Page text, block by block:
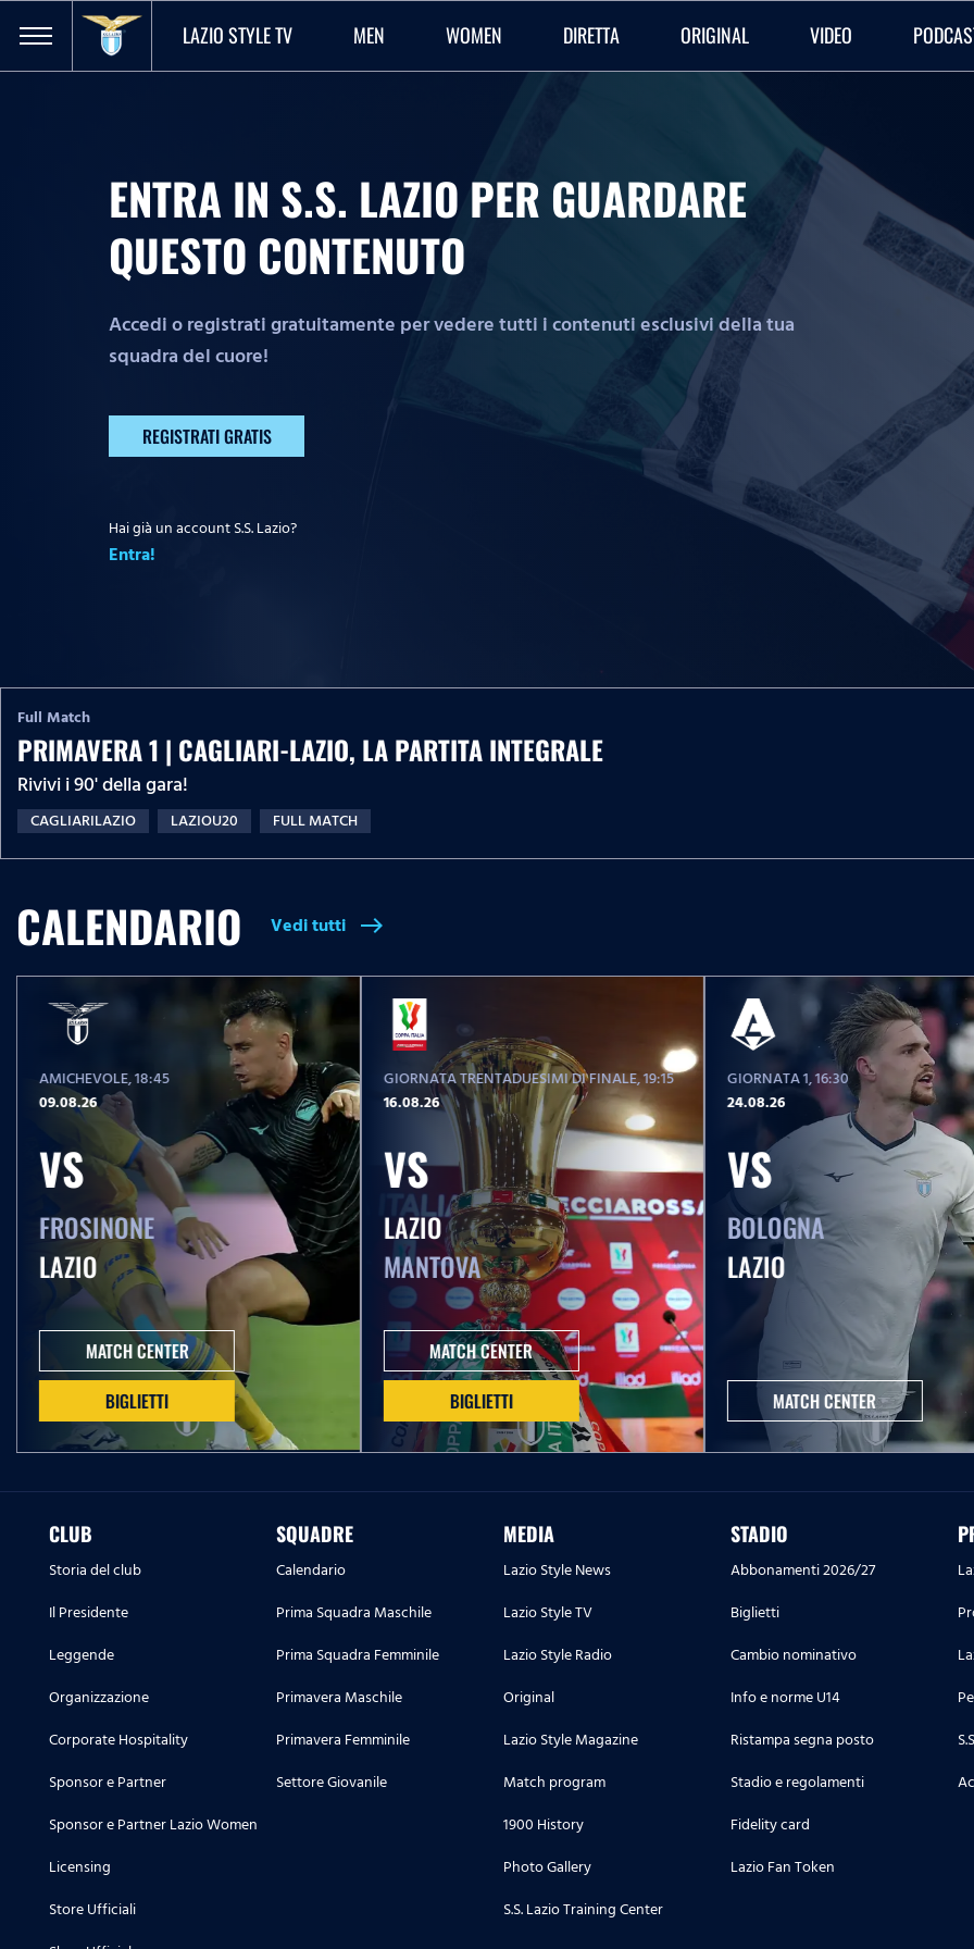
LAZIO STYLE TV MEN WOMEN DIRETTA ORIGINAL VIDEO
ENTRA IN S.S. LAZIO PER GUARDARE
QUESTO CONTENUTO
Accedi o registrati gratuitamente per vedere tutti i contenuti esclusivi della tua
squadra del cuore!
REGISTRATI GRATIS
Hai già un account S.S. Lazio?
Entra!
Full Match
PRIMAVERA 1 | CAGLIARI-LAZIO, LA PARTITA INTEGRALE
Rivivi i 90' della gara!
CAGLIARILAZIO LAZIOU20 FULL MATCH
CALENDARIO Vedi tutti east
AMICHEVOLE, 18:45
09.08.26
VS
FROSINONE
LAZIO
MATCH CENTER
BIGLIETTI
GIORNATA TRENTADUESIMI DI FINALE, 19:15
16.08.26
VS
LAZIO
MANTOVA
MATCH CENTER
BIGLIETTI
GIORNATA 1, 16:30
24.08.26
VS
BOLOGNA
LAZIO
MATCH CENTER
CLUB
Storia del club
Il Presidente
Leggende
Organizzazione
Corporate Hospitality
Sponsor e Partner
Sponsor e Partner Lazio Women
Licensing
Store Ufficiali
SQUADRE
Calendario
Prima Squadra Maschile
Prima Squadra Femminile
Primavera Maschile
Primavera Femminile
Settore Giovanile
MEDIA
Lazio Style News
Lazio Style TV
Lazio Style Radio
Original
Lazio Style Magazine
Match program
1900 History
Photo Gallery
S.S. Lazio Training Center
STADIO
Abbonamenti 2026/27
Biglietti
Cambio nominativo
Info e norme U14
Ristampa segna posto
Stadio e regolamenti
Fidelity card
Lazio Fan Token